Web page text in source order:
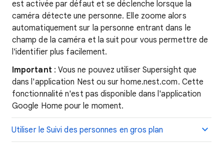
est activée par défaut et se déclenche lorsque la
caméra détecte une personne. Elle zoome alors
automatiquement sur la personne entrant dans le
champ de la caméra et la suit pour vous permettre de
l'identifier plus facilement.
Important : Vous ne pouvez utiliser Supersight que
dans l'application Nest ou sur home.nest.com. Cette
fonctionnalité n'est pas disponible dans l'application
Google Home pour le moment.
Utiliser le Suivi des personnes en gros plan